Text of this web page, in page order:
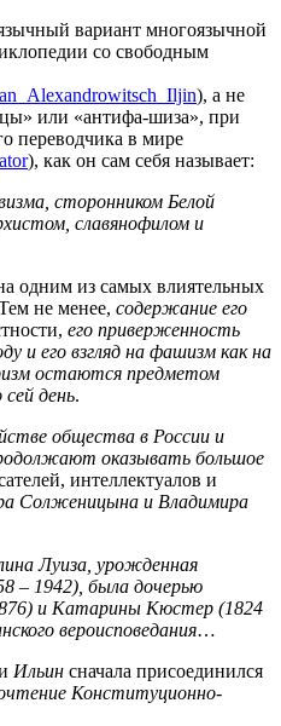
вариант многоязычной
со свободным
), а не
или «антифа-шиза», при
переводчика в мире
), как он сам себя называет:
сторонником Белой
славянофилом и
одним из самых влиятельных
не менее, содержание его
его приверженность
и его взгляд на фашизм как на
остаются предметом
день.
общества в России и
оказывать большое
интеллектуалов и
Солженицына и Владимира
Луиза, урожденная
– 1942), была дочерью
и Катарины Кюстер (1824
вероисповедания…
Ильин сначала присоединился
Конституционно-